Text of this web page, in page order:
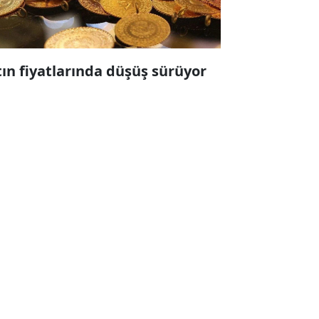
fiyatlarında düşüş sürüyor